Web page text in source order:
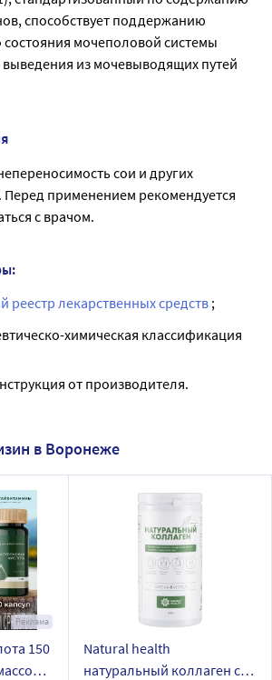
способствует поддержанию
мочеполовой системы
выведения из мочевыводящих путей
сои и других
применением рекомендуется
с врачом.
реестр лекарственных средств ;
химическая классификация
от производителя.
в Воронеже
Реклама
150
Natural health
натуральный коллаген со